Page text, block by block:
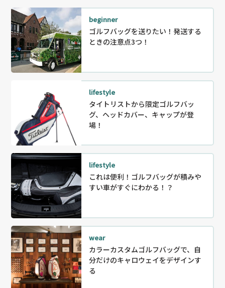
beginner
ゴルフバッグを送りたい！発送する
ときの注意点3つ！
lifestyle
タイトリストから限定ゴルフバッ
グ、ヘッドカバー、キャップが登
場！
lifestyle
これは便利！ゴルフバッグが積みや
すい車がすぐにわかる！？
wear
カラーカスタムゴルフバッグで、自
分だけのキャロウェイをデザインす
る